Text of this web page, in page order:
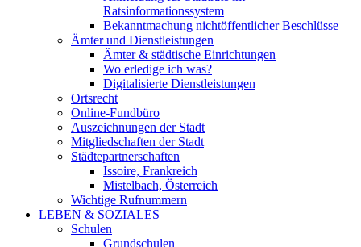
Ratsinformationssystem
Bekanntmachung nichtöffentlicher Beschlüsse
Ämter und Dienstleistungen
Ämter & städtische Einrichtungen
Wo erledige ich was?
Digitalisierte Dienstleistungen
Ortsrecht
Online-Fundbüro
Auszeichnungen der Stadt
Mitgliedschaften der Stadt
Städtepartnerschaften
Issoire, Frankreich
Mistelbach, Österreich
Wichtige Rufnummern
LEBEN & SOZIALES
Schulen
Grundschulen